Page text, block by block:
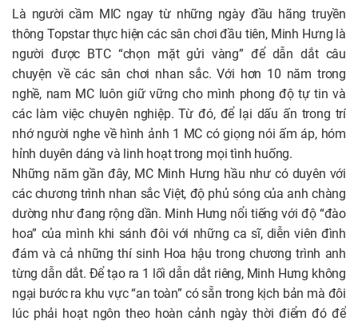
Là người cầm MIC ngay từ những ngày đầu hãng truyền
thông Topstar thực hiện các sân chơi đầu tiên, Minh Hưng là
người được BTC “chọn mặt gửi vàng” để dẫn dắt câu
chuyện về các sân chơi nhan sắc. Với hơn 10 năm trong
nghề, nam MC luôn giữ vững cho mình phong độ tự tin và
các làm việc chuyên nghiệp. Từ đó, để lại dấu ấn trong trí
nhớ người nghe về hình ảnh 1 MC có giọng nói ấm áp, hóm
hỉnh duyên dáng và linh hoạt trong mọi tình huống.
Những năm gần đây, MC Minh Hưng hầu như có duyên với
các chương trình nhan sắc Việt, độ phủ sóng của anh chàng
dường như đang rộng dần. Minh Hưng nổi tiếng với độ “đào
hoa” của mình khi sánh đôi với những ca sĩ, diễn viên đình
đám và cả những thí sinh Hoa hậu trong chương trình anh
từng dẫn dắt. Để tạo ra 1 lối dẫn dắt riêng, Minh Hưng không
ngại bước ra khu vực “an toàn” có sẵn trong kịch bản mà đôi
lúc phải hoạt ngôn theo hoàn cảnh ngày thời điểm đó để